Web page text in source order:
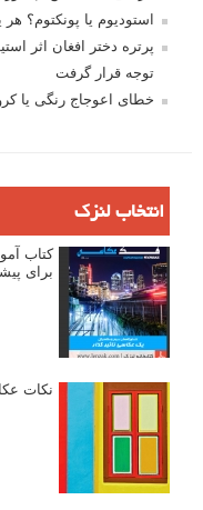
استودیوم یا پونکتوم؟
پرتره دختر افغان اثر
توجه قرار گرفت
خطای اعوجاج رنگی یا
انتخاب لنزک
کتاب
برای
نکات